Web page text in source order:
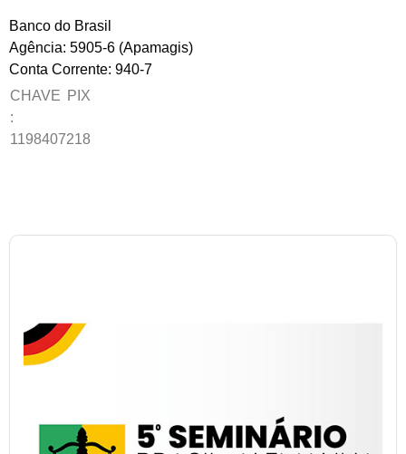
Banco do Brasil
Agência: 5905-6 (Apamagis)
Conta Corrente: 940-7
CHAVE PIX
:
1198407218